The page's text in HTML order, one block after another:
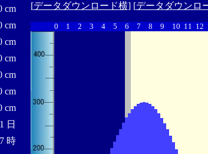
cm
cm
cm
cm
cm
cm
cm
日
時
[データダウンロード横] [データダウンロ
0 1 2 3 4 5 6 7 8 9 10 11 12